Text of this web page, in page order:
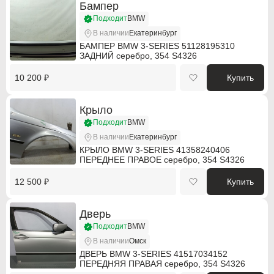
Бампер
В наличии Екатеринбург
ПодходитBMW
БАМПЕР BMW 3-SERIES 51128195310
ЗАДНИЙ серебро, 354 S4326
10 200 ₽ Купить
Крыло
В наличии Екатеринбург
ПодходитBMW
КРЫЛО BMW 3-SERIES 41358240406
ПЕРЕДНЕЕ ПРАВОЕ серебро, 354 S4326
12 500 ₽ Купить
Дверь
В наличииОмск
ПодходитBMW
ДВЕРЬ BMW 3-SERIES 41517034152
ПЕРЕДНЯЯ ПРАВАЯ серебро, 354 S4326
Daewoo
Dodge
DS Automobiles
Fiat Professional
Ford
GMC
Honda
Hummer
Hyundai
Daewoo
Dodge
DS Automobiles
Fiat Professional
Ford
GMC
Honda
Hummer
Hyundai